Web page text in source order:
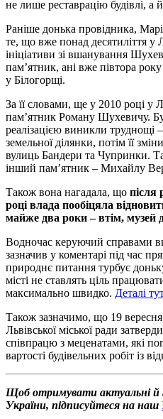
не лише реставрацію будівлі, а й
Раніше донька провідника,
те, що вже понад десятиліття у
ініціативи зі вшанування
пам’ятник, ані вже півтора
у Білогорщі.
За її словами, ще у 2010 році у
пам’ятник Роману Шухевичу.
реалізацією виникли труднощі
земельної ділянки, потім її
вулиць Бандери та Чупринки.
інший пам’ятник – Михайлу
Також вона нагадала, що після
році влада пообіцяла
майже два роки – втім, музей
Водночас керуючий справами
зазначив у коментарі під час
природнє питання турбує
місті не ставлять ціль
максимально швидко. Деталі
Також зазначимо, що 19
Львівської міської ради
співпрацю з меценатами, які
вартості будівельних робіт із
Щоб отримувати актуальні й
України, підписуйтеся на наш